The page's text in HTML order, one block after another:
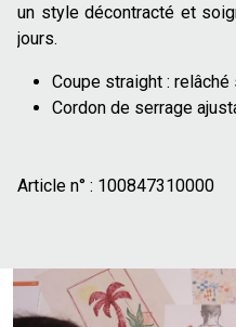
un style décontracté et
jours.
Coupe straight :
Cordon de serrage
Broderie Jules ton sur
L'agriculture
biodiversité,
réchauffement climatique
Article n° : 100847310000